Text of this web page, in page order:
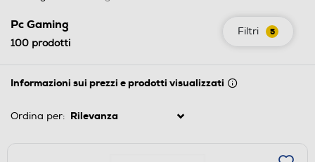
Filtri 5
Pc Gaming
100 prodotti
Informazioni sui prezzi e prodotti visualizzati
Ordina per: